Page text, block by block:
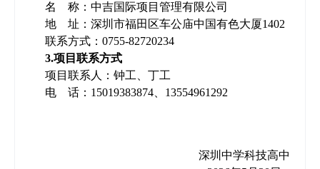
名 称：中吉国际项目管理有限公司
地 址：深圳市福田区车公庙中国有色大厦1402
联系方式： 0755-82720234
3.项目联系方式
项目联系人： 钟工、丁工
电 话： 15019383874、13554961292
深圳中学科技高中